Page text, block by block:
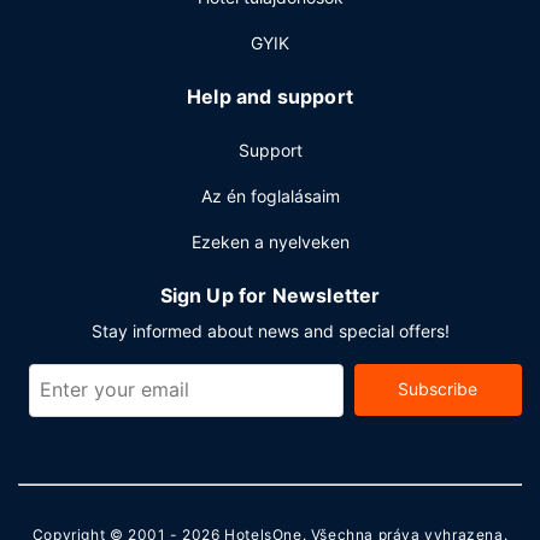
nyitva tartó recepció is igénybe vehető. Az autóval érkező
vendégek számára ingyenes egyéni parkolás biztosított a
GYIK
Help and support
Support
Az én foglalásaim
Ezeken a nyelveken
Sign Up for Newsletter
Stay informed about news and special offers!
Subscribe
Copyright © 2001 - 2026 HotelsOne. Všechna práva vyhrazena.